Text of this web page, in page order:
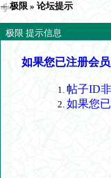
极限 » 论坛提示
极限 提示信息
如果您已注册会
帖子ID
如果您